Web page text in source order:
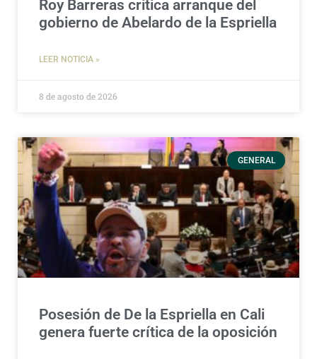
Roy Barreras critica arranque del
gobierno de Abelardo de la Espriella
LEER NOTICIA »
8 de agosto de 2026
GENERAL
Posesión de De la Espriella en Cali
genera fuerte crítica de la oposición